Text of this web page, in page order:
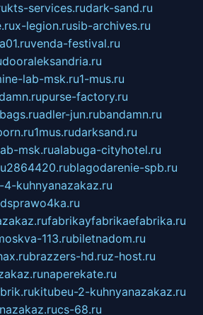
kts-services.rudark-sand.ru
x-legion.rusib-archives.ru
venda-festival.ru
dooraleksandria.ru
lab-msk.ru1-mus.ru
purse-factory.ru
adler-jun.rubandamn.ru
1mus.rudarksand.ru
msk.rualabuga-cityhotel.ru
2864420.rublagodarenie-spb.ru
kuhnyanazakaz.ru
fabrikayfabrikaefabrika.ru
113.rubiletnadom.ru
brazzers-hd.ruz-host.ru
naperekate.ru
kitubeu-2-kuhnyanazakaz.ru
cs-68.ru